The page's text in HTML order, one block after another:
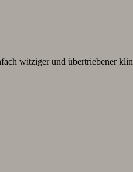
witziger und übertriebener